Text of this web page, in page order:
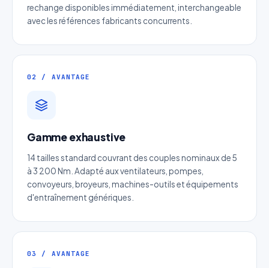
rechange disponibles immédiatement, interchangeable
avec les références fabricants concurrents.
02 / AVANTAGE
Gamme exhaustive
14 tailles standard couvrant des couples nominaux de 5
à 3 200 Nm. Adapté aux ventilateurs, pompes,
convoyeurs, broyeurs, machines-outils et équipements
d'entraînement génériques.
03 / AVANTAGE